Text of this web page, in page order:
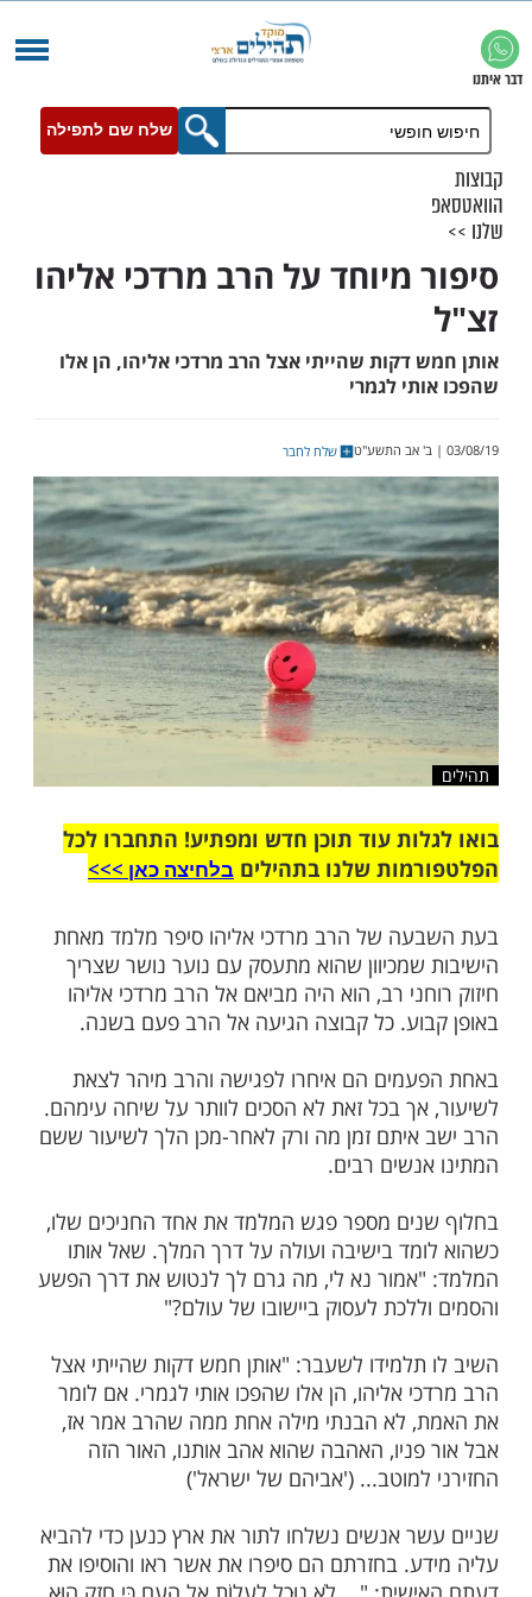
שלח שם לתפילה
מיוחד על הרב מרדכי אליהו
שהייתי אצל הרב מרדכי אליהו, הן אלו
לגמרי
שלח לחבר
עוד תוכן חדש ומפתיע! התחברו לכל
שלנו בתהיליםבלחיצה כאן >>>​
של הרב מרדכי אליהו סיפר מלמד מאחת
שהוא מתעסק עם נוער נושר שצריך
רב, הוא היה מביאם אל הרב מרדכי אליהו
כל קבוצה הגיעה אל הרב פעם בשנה.
הם איחרו לפגישה והרב מיהר לצאת
בכל זאת לא הסכים לוותר על שיחה עימהם.
זמן מה ורק לאחר-מכן הלך לשיעור ששם
רבים.
מספר פגש המלמד את אחד החניכים שלו,
בישיבה ועולה על דרך המלך. שאל אותו